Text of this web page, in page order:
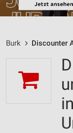
Burk Discounter